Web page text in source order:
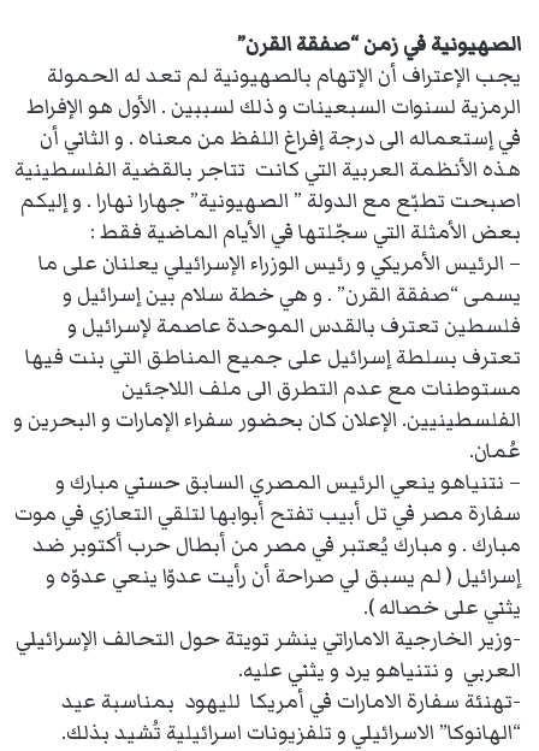
الصهيونية في زمن “صفقة القرن”
يجب الإعتراف أن الإتهام بالصهيونية لم تعد له الحمولة
الرمزية لسنوات السبعينات و ذلك لسببين . الأول هو الإفراط
في إستعماله الى درجة إفراغ اللفظ من معناه . و الثاني أن
هذه الأنظمة العربية التي كانت تتاجر بالقضية الفلسطينية
اصبحت تطبّع مع الدولة ” الصهيونية” جهارا نهارا . و إليكم
بعض الأمثلة التي سجّلتها في الأيام الماضية فقط :
– الرئيس الأمريكي و رئيس الوزراء الإسرائيلي يعلنان على ما
يسمى “صفقة القرن” . و هي خطة سلام بين إسرائيل و
فلسطين تعترف بالقدس الموحدة عاصمة لإسرائيل و
تعترف بسلطة إسرائيل على جميع المناطق التي بنت فيها
مستوطنات مع عدم التطرق الى ملف اللاجئين
الفلسطينيين. الإعلان كان بحضور سفراء الإمارات و البحرين و
عُمان.
– نتنياهو ينعي الرئيس المصري السابق حسني مبارك و
سفارة مصر في تل أبيب تفتح أبوابها لتلقي التعازي في موت
مبارك . و مبارك يُعتبر في مصر من أبطال حرب أكتوبر ضد
إسرائيل ( لم يسبق لي صراحة أن رأيت عدوّا ينعي عدوّه و
يثني على خصاله ).
-وزير الخارجية الاماراتي ينشر تويتة حول التحالف الإسرائيلي
العربي و نتنياهو يرد و يثني عليه.
-تهنئة سفارة الامارات في أمريكا لليهود بمناسبة عيد
“الهانوكا” الاسرائيلي و تلفزيونات اسرائيلية تُشيد بذلك.